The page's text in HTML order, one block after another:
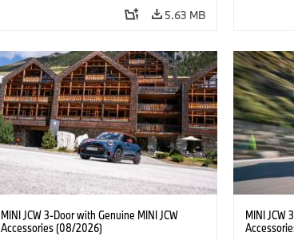
5.63 MB
MINI JCW 3-Door with Genuine MINI JCW
Accessories (08/2026)
MINI JCW